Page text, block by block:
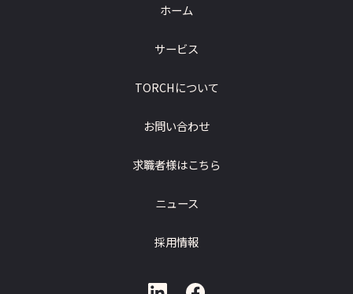
ホーム
サービス
TORCHについて
お問い合わせ
求職者様はこちら
ニュース
採用情報